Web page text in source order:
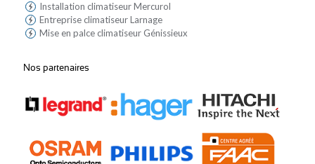
Installation climatiseur Mercurol
Entreprise climatiseur Larnage
Mise en palce climatiseur Génissieux
Nos partenaires